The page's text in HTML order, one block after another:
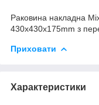
Раковина накладна
430х430х175mm з
Приховати
Характеристики